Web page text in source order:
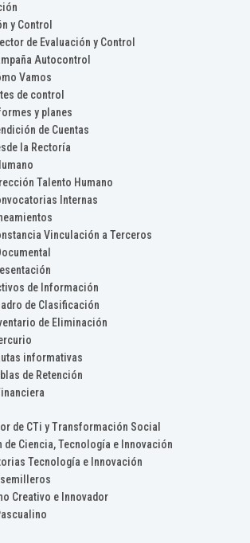
y Control
de Evaluación y Control
Autocontrol
Vamos
de control
y planes
de Cuentas
la Rectoría
Talento Humano
Internas
Vinculación a Terceros
de Información
de Clasificación
de Eliminación
informativas
de Retención
de CTi y Transformación Social
de Ciencia, Tecnología e Innovación
Tecnología e Innovación
semilleros
Creativo e Innovador